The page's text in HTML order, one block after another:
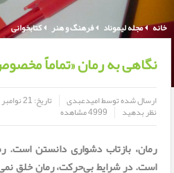
خانه مجله لیموناد فرهنگ و هنر کتابخوانی
نگاهی به رمان «تماماً
ارسال شده توسطامیدعبدی تاریخ:21 نوامبر 2015
نظر بدهید 4999 مشاهده
رمان، بازتاب دشواری دانستن است.
است. در شرایط بی‌حرکت، رمان خلق